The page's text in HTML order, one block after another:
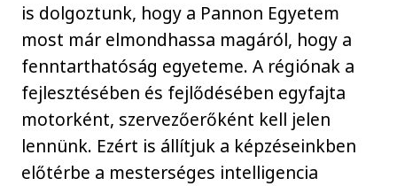
is dolgoztunk, hogy a Pannon Egyetem
most már elmondhassa magáról, hogy a
fenntarthatóság egyeteme. A régiónak a
fejlesztésében és fejlődésében egyfajta
motorként, szervezőerőként kell jelen
lennünk. Ezért is állítjuk a képzéseinkben
előtérbe a mesterséges intelligencia